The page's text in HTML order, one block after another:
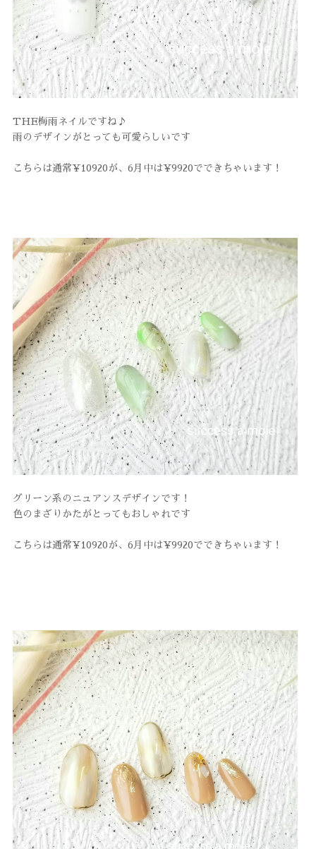
THE梅雨ネイルですね♪
雨のデザインがとっても可愛らしいです
こちらは通常¥10920が、6月中は¥9920でできちゃいます！
グリーン系のニュアンスデザインです！
色のまざりかたがとってもおしゃれです
こちらは通常¥10920が、6月中は¥9920でできちゃいます！